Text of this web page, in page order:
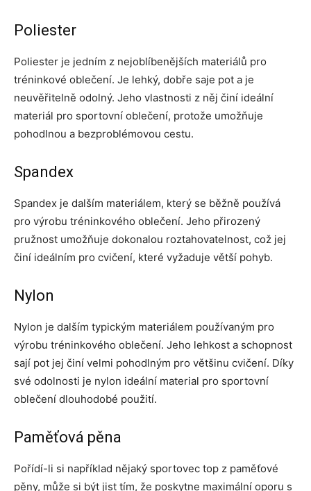
Poliester
Poliester je jedním z nejoblíbenějších materiálů pro
tréninkové oblečení. Je lehký, dobře saje pot a je
neuvěřitelně odolný. Jeho vlastnosti z něj činí ideální
materiál pro sportovní oblečení, protože umožňuje
pohodlnou a bezproblémovou cestu.
Spandex
Spandex je dalším materiálem, který se běžně používá
pro výrobu tréninkového oblečení. Jeho přirozený
pružnost umožňuje dokonalou roztahovatelnost, což jej
činí ideálním pro cvičení, které vyžaduje větší pohyb.
Nylon
Nylon je dalším typickým materiálem používaným pro
výrobu tréninkového oblečení. Jeho lehkost a schopnost
sají pot jej činí velmi pohodlným pro většinu cvičení. Díky
své odolnosti je nylon ideální material pro sportovní
oblečení dlouhodobé použití.
Paměťová pěna
Pořídí-li si například nějaký sportovec top z paměťové
pěny, může si být jist tím, že poskytne maximální oporu s